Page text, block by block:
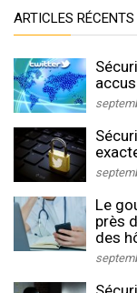
ARTICLES RÉCENTS
Le
près
des